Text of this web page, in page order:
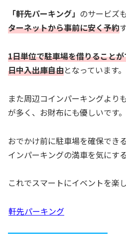
「軒先パーキング」 のサービズ
ターネットから事前に安く予約
1日単位で駐車場を借りること
日中入出庫自由となっています。
また周辺コインパーキングより
が多く、お財布にも優しいです。
おでかけ前に駐車場を確保でき
インパーキングの満車を気にす
これでスマートにイベントを楽
軒先パーキング